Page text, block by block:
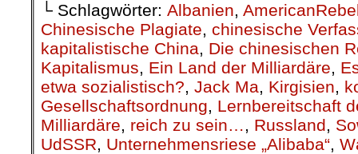
└ Schlagwörter: Albanien,
Chinesische Plagiate, chinesische
kapitalistische China, Die chinesischen
Kapitalismus, Ein Land der Milliardäre,
etwa sozialistisch?, Jack Ma, Kirgisien,
Gesellschaftsordnung, Lernbereitschaft
Milliardäre, reich zu sein…, Russland,
UdSSR, Unternehmensriese „Alibaba“,